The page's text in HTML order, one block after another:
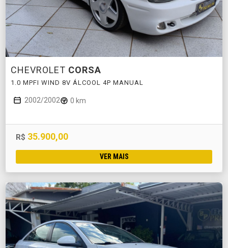
CHEVROLET CORSA
1.0 MPFI WIND 8V ÁLCOOL 4P MANUAL
2002/2002 0 km
R$ 35.900,00
VER MAIS